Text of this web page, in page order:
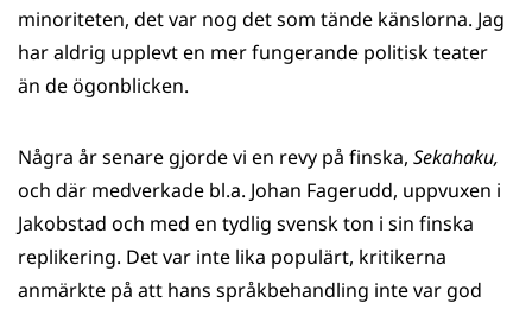
minoriteten, det var nog det som tände känslorna. Jag
har aldrig upplevt en mer fungerande politisk teater
än de ögonblicken.
Några år senare gjorde vi en revy på finska, Sekahaku,
och där medverkade bl.a. Johan Fagerudd, uppvuxen i
Jakobstad och med en tydlig svensk ton i sin finska
replikering. Det var inte lika populärt, kritikerna
anmärkte på att hans språkbehandling inte var god